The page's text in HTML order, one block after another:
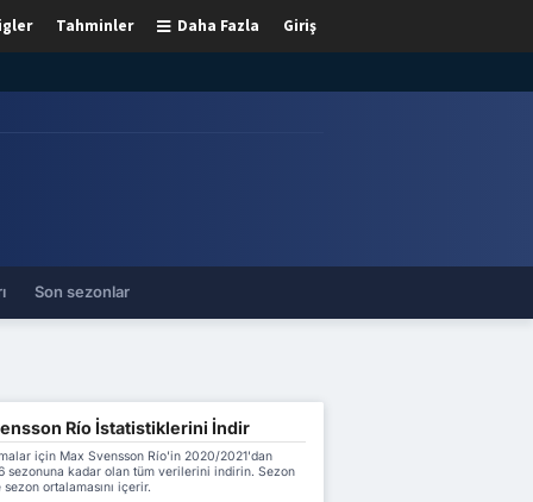
Giriş
Daha Fazla
Tahminler
Son sezonlar
Río İstatistiklerini İndir
için Max Svensson Río'in 2020/2021'dan
sezonuna kadar olan tüm verilerini indirin. Sezon
sezon ortalamasını içerir.